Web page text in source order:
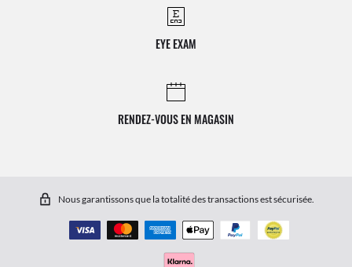
EYE EXAM
RENDEZ-VOUS EN MAGASIN
Nous garantissons que la totalité des transactions est sécurisée.